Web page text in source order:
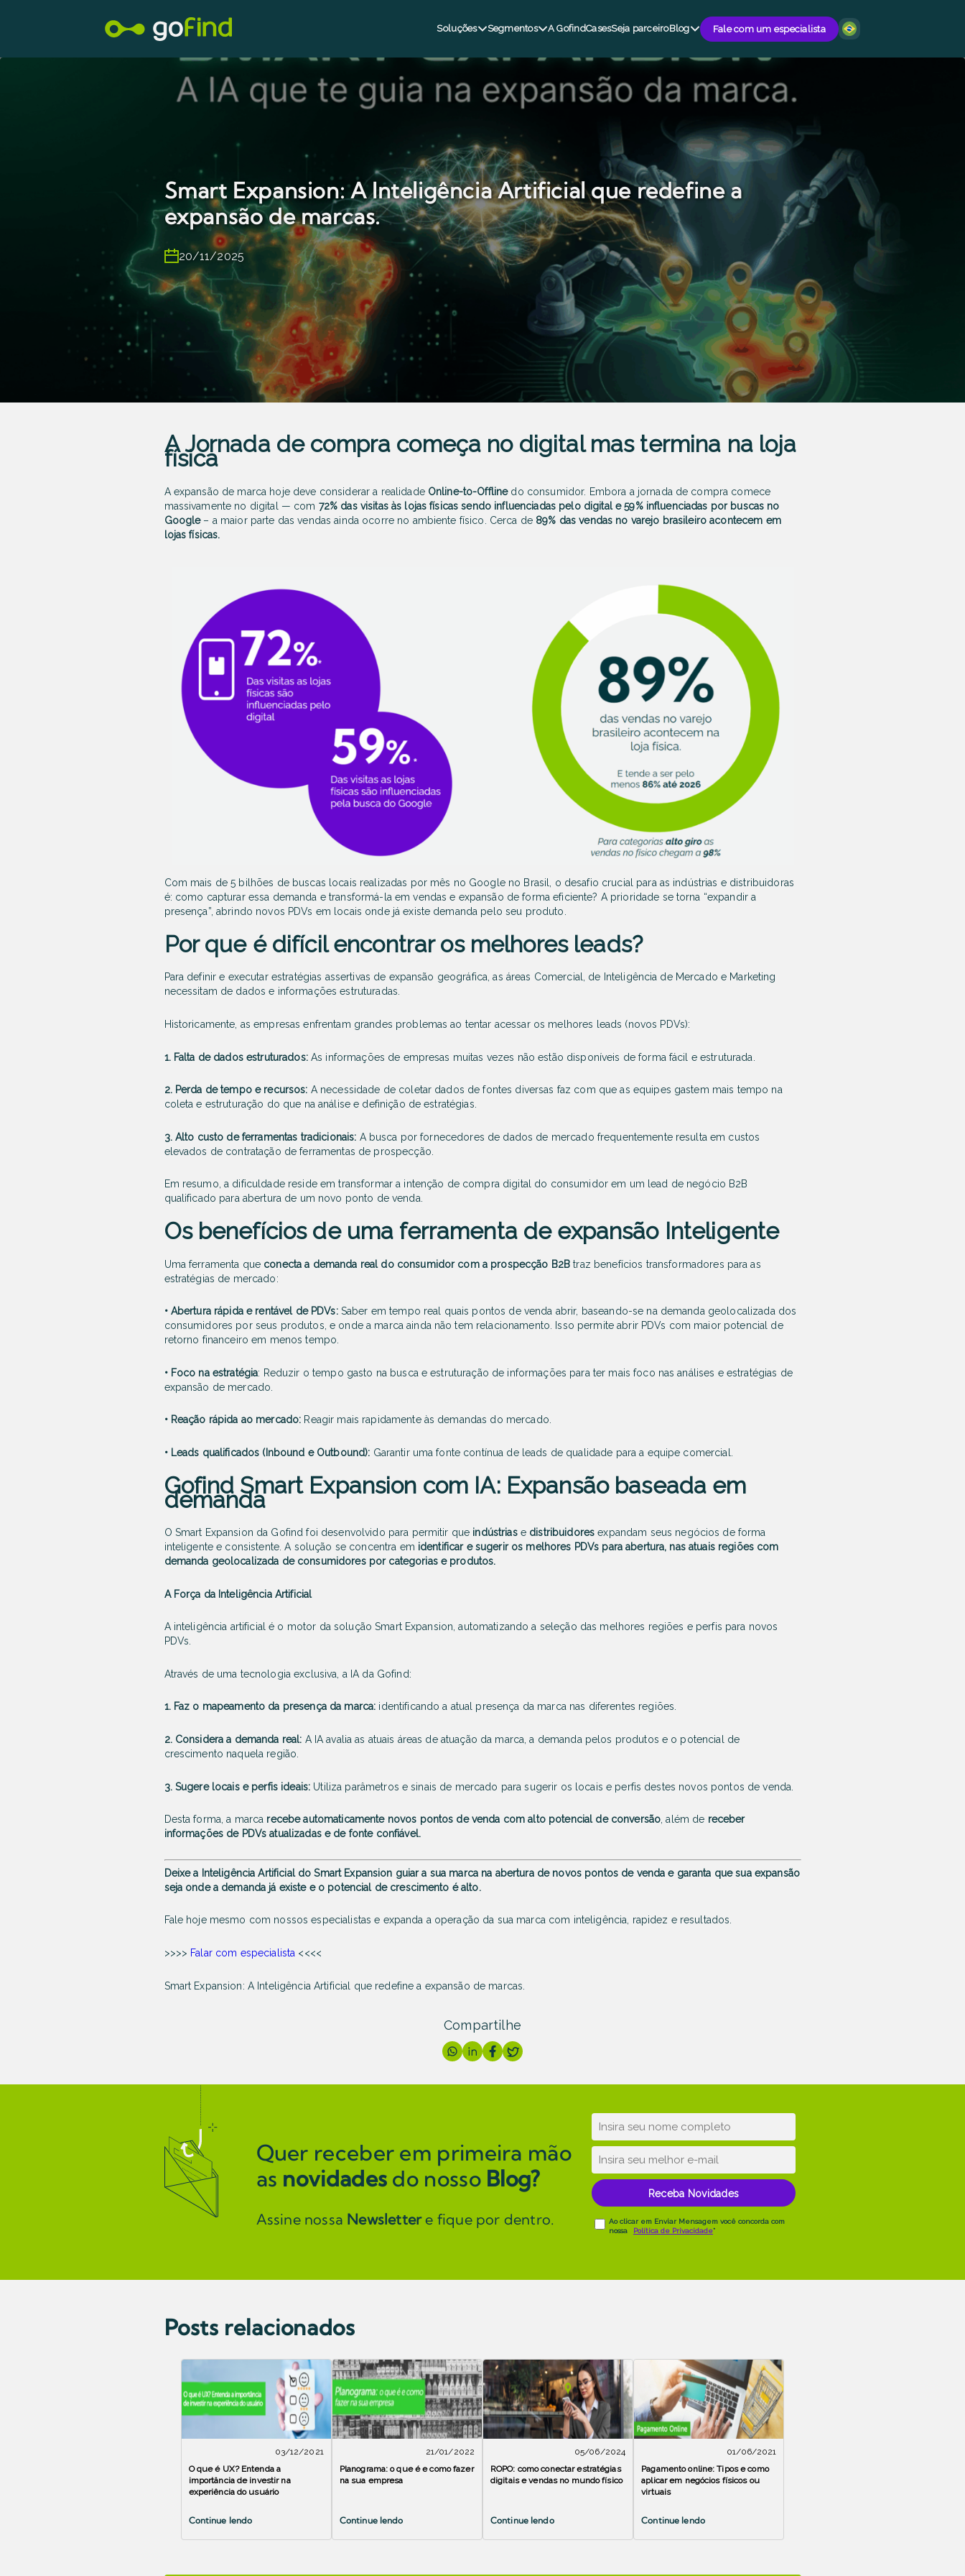
Soluções Segmentos A GofindCasesSeja parceiroBlog Fale com um especialista
Smart Expansion: A Inteligência Artificial que redefine a
expansão de marcas.
20/11/2025
A Jornada de compra começa no digital mas termina na loja
física
A expansão de marca hoje deve considerar a realidade Online-to-Offlinedo consumidor. Embora a jornada de compra comece
massivamente no digital — com 72% das visitas às lojas físicas sendo influenciadas pelo digital e 59% influenciadas por buscas no
Google– a maior parte das vendas ainda ocorre no ambiente físico. Cerca de 89% das vendas no varejo brasileiro acontecem em
lojas físicas.
Com mais de 5 bilhões de buscas locais realizadas por mês no Google no Brasil, o desafio crucial para as indústrias e distribuidoras
é: como capturar essa demanda e transformá-la em vendas e expansão de forma eficiente? A prioridade se torna “expandir a
presença”, abrindo novos PDVs em locais onde já existe demanda pelo seu produto.
Por que é difícil encontrar os melhores leads?
Para definir e executar estratégias assertivas de expansão geográfica, as áreas Comercial, de Inteligência de Mercado e Marketing
necessitam de dados e informações estruturadas.
Historicamente, as empresas enfrentam grandes problemas ao tentar acessar os melhores leads (novos PDVs):
1. Falta de dados estruturados: As informações de empresas muitas vezes não estão disponíveis de forma fácil e estruturada.
2. Perda de tempo e recursos: A necessidade de coletar dados de fontes diversas faz com que as equipes gastem mais tempo na
coleta e estruturação do que na análise e definição de estratégias.
3. Alto custo de ferramentas tradicionais: A busca por fornecedores de dados de mercado frequentemente resulta em custos
elevados de contratação de ferramentas de prospecção.
Em resumo, a dificuldade reside em transformar a intenção de compra digital do consumidor em um lead de negócio B2B
qualificado para abertura de um novo ponto de venda.
Os benefícios de uma ferramenta de expansão Inteligente
Uma ferramenta que conecta a demanda real do consumidor com a prospecção B2B traz benefícios transformadores para as
estratégias de mercado:
• Abertura rápida e rentável de PDVs:Saber em tempo real quais pontos de venda abrir, baseando-se na demanda geolocalizada dos
consumidores por seus produtos, e onde a marca ainda não tem relacionamento. Isso permite abrir PDVs com maior potencial de
retorno financeiro em menos tempo.
• Foco na estratégia: Reduzir o tempo gasto na busca e estruturação de informações para ter mais foco nas análises e estratégias de
expansão de mercado.
• Reação rápida ao mercado: Reagir mais rapidamente às demandas do mercado.
• Leads qualificados (Inbound e Outbound): Garantir uma fonte contínua de leads de qualidade para a equipe comercial.
Gofind Smart Expansion com IA: Expansão baseada em
demanda
O Smart Expansion da Gofind foi desenvolvido para permitir que indústrias e distribuidoresexpandam seus negócios de forma
inteligente e consistente. A solução se concentra em identificar e sugerir os melhores PDVs para abertura, nas atuais regiões com
demanda geolocalizada de consumidores por categorias e produtos.
A Força da Inteligência Artificial
A inteligência artificial é o motor da solução Smart Expansion, automatizando a seleção das melhores regiões e perfis para novos
PDVs.
Através de uma tecnologia exclusiva, a IA da Gofind:
1. Faz o mapeamento da presença da marca: identificando a atual presença da marca nas diferentes regiões.
2. Considera a demanda real: A IA avalia as atuais áreas de atuação da marca, a demanda pelos produtos e o potencial de
crescimento naquela região.
3. Sugere locais e perfis ideais: Utiliza parâmetros e sinais de mercado para sugerir os locais e perfis destes novos pontos de venda.
Desta forma, a marca recebe automaticamente novos pontos de venda com alto potencial de conversão, além de receber
informações de PDVs atualizadas e de fonte confiável.
Deixe a Inteligência Artificial do Smart Expansion guiar a sua marca na abertura de novos pontos de venda e garanta que sua expansão
seja onde a demanda já existe e o potencial de crescimento é alto.
Fale hoje mesmo com nossos especialistas e expanda a operação da sua marca com inteligência, rapidez e resultados.
>>>> Falar com especialista <<<<
Smart Expansion: A Inteligência Artificial que redefine a expansão de marcas.
Compartilhe
Quer receber em primeira mão
as novidades do nosso Blog?
Assine nossa Newslettere fique por dentro.
Posts relacionados
03/12/2021
O que é UX? Entenda a
importância de investir na
experiência do usuário
Continue lendo
21/01/2022
Planograma: o que é e como fazer
na sua empresa
Continue lendo
05/06/2024
ROPO: como conectar estratégias
digitais e vendas no mundo físico
Continue lendo
01/06/2021
Pagamento online: Tipos e como
aplicar em negócios físicos ou
virtuais
Continue lendo